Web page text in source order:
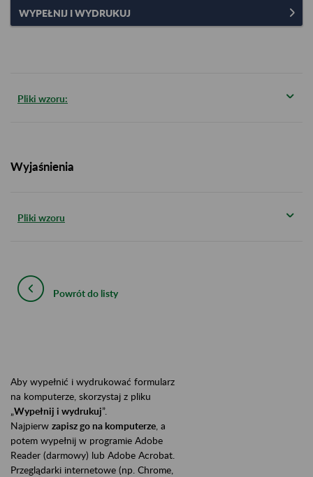
WYPEŁNIJ I WYDRUKUJ
Pliki wzoru:
Wyjaśnienia
Pliki wzoru
Powrót do listy
Aby wypełnić i wydrukować formularz
na komputerze, skorzystaj z pliku
„Wypełnij i wydrukuj”.
Najpierw zapisz go na komputerze , a
potem wypełnij w programie Adobe
Reader (darmowy) lub Adobe Acrobat.
Przeglądarki internetowe (np. Chrome,